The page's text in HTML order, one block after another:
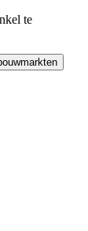
te